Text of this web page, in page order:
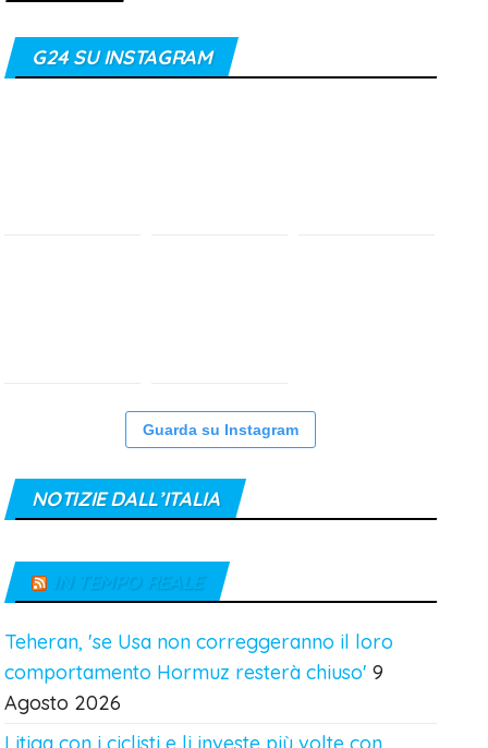
G24 SU INSTAGRAM
Guarda su Instagram
NOTIZIE DALL’ITALIA
IN TEMPO REALE
Teheran, 'se Usa non correggeranno il loro
comportamento Hormuz resterà chiuso' 9
Agosto 2026